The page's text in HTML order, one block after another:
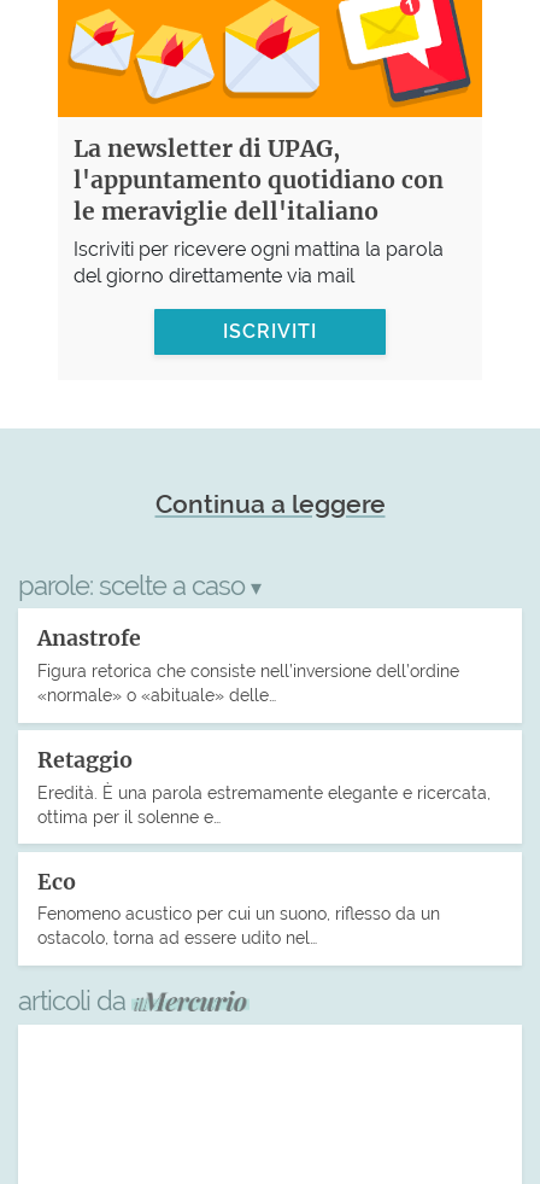
La newsletter di UPAG,
l'appuntamento quotidiano con
le meraviglie dell'italiano
Iscriviti per ricevere ogni mattina la parola
del giorno direttamente via mail
ISCRIVITI
Continua a leggere
parole: scelte a caso ▾
Anastrofe
Figura retorica che consiste nell’inversione dell’ordine
«normale» o «abituale» delle…
Retaggio
Eredità. È una parola estremamente elegante e ricercata,
ottima per il solenne e…
Eco
Fenomeno acustico per cui un suono, riflesso da un
ostacolo, torna ad essere udito nel…
articoli da